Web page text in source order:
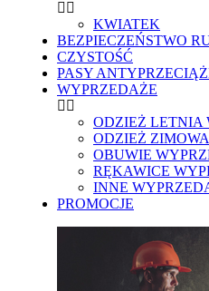
KWIATEK
BEZPIECZEŃSTWO
CZYSTOŚĆ
PASY
WYPRZEDAŻE
ODZIEŻ LETNIA
ODZIEŻ
OBUWIE
RĘKAWICE
INNE
PROMOCJE